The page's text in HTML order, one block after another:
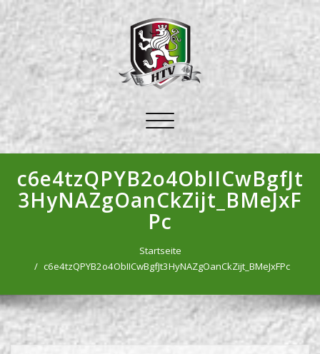
Schalte
Navigation
c6e4tzQPYB2o4ObIICwBgfJt
3HyNAZgOanCkZijt_BMeJxF
Pc
Startseite
c6e4tzQPYB2o4ObIICwBgfJt3HyNAZgOanCkZijt_BMeJxFPc